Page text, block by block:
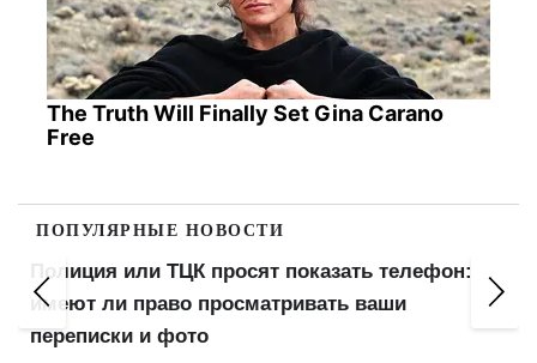
The Truth Will Finally Set Gina Carano
Free
ПОПУЛЯРНЫЕ НОВОСТИ
Полиция или ТЦК просят показать телефон:
имеют ли право просматривать ваши
переписки и фото